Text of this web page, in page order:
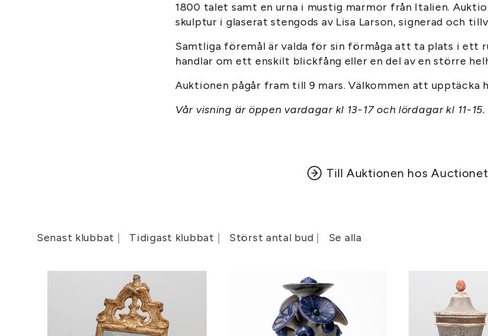
1800 talet samt en urna i mustig marmor från Italien.
skulptur i glaserat stengods av Lisa Larson, signerad och
Samtliga föremål är valda för sin förmåga att ta plats i ett
handlar om ett enskilt blickfång eller en del av en större
Auktionen pågår fram till 9 mars. Välkommen att upptäcka
Vår visning är öppen vardagar kl 13-17 och lördagar kl 11-15.
Till Auktionen hos Auctionet
Senast klubbat Tidigast klubbat Störst antal bud Se alla